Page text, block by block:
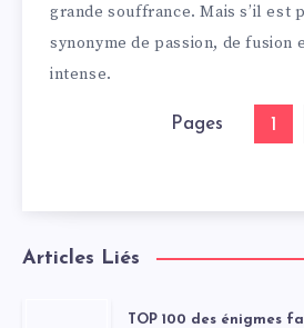
grande souffrance. Mais s’il est
synonyme de passion, de fusion
intense.
Pages 1
Articles Liés
TOP 100 des énigmes